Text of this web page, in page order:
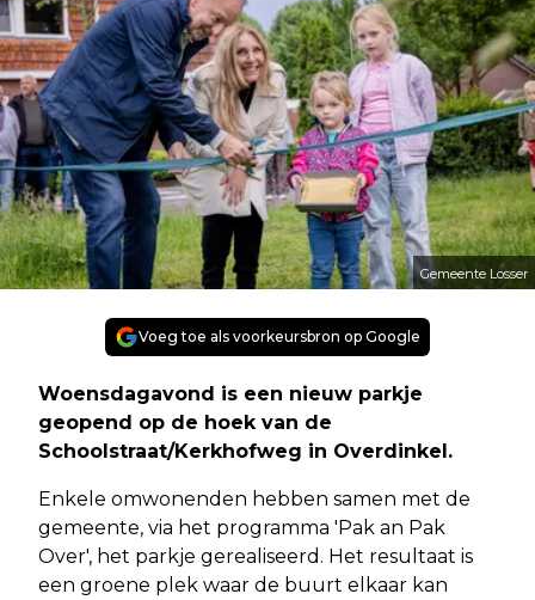
Gemeente Losser
Voeg toe als voorkeursbron op Google
Woensdagavond is een nieuw parkje
geopend op de hoek van de
Schoolstraat/Kerkhofweg in Overdinkel.
Enkele omwonenden hebben samen met de
gemeente, via het programma 'Pak an Pak
Over', het parkje gerealiseerd. Het resultaat is
een groene plek waar de buurt elkaar kan